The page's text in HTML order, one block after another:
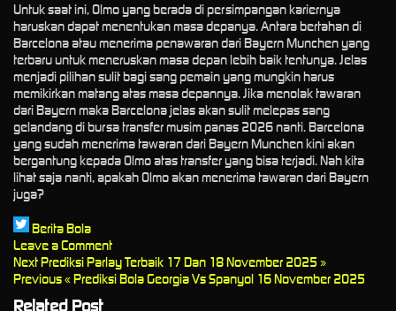
Untuk saat ini, Olmo yang berada di persimpangan kariernya
haruskan dapat menentukan masa depanya. Antara bertahan di
Barcelona atau menerima penawaran dari Bayern Munchen yang
terbaru untuk meneruskan masa depan lebih baik tentunya. Jelas
menjadi pilihan sulit bagi sang pemain yang mungkin harus
memikirkan matang atas masa depannya. Jika menolak tawaran
dari Bayern maka Barcelona jelas akan sulit melepas sang
gelandang di bursa transfer musim panas 2026 nanti. Barcelona
yang sudah menerima tawaran dari Bayern Munchen kini akan
bergantung kepada Olmo atas transfer yang bisa terjadi. Nah kita
lihat saja nanti, apakah Olmo akan menerima tawaran dari Bayern
juga?
Berita Bola
Leave a Comment
NextPrediksi Parlay Terbaik 17 Dan 18 November 2025 »
Previous« Prediksi Bola Georgia Vs Spanyol 16 November 2025
Related Post